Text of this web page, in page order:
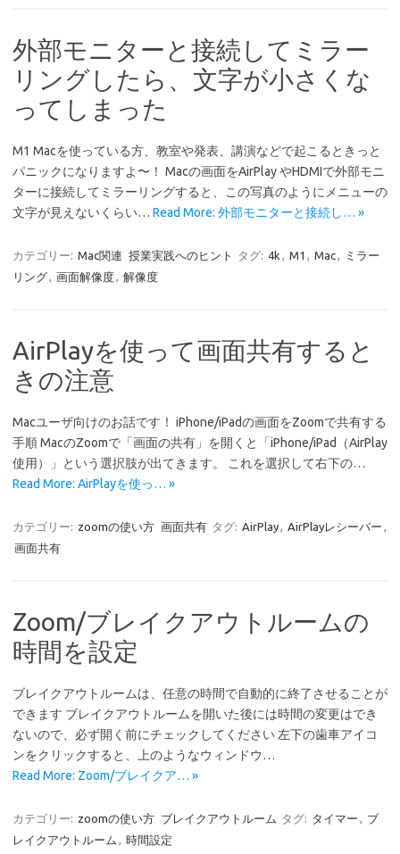
外部モニターと接続してミラー
リングしたら、文字が小さくな
ってしまった
M1 Macを使っている方、教室や発表、講演などで起こるときっと
パニックになりますよ〜！ Macの画面をAirPlay やHDMIで外部モニ
ターに接続してミラーリングすると、この写真のようにメニューの
文字が見えないくらい… Read More: 外部モニターと接続し… »
カテゴリー: Mac関連 授業実践へのヒント タグ: 4k , M1 , Mac,
ミラー
リング, 画面解像度, 解像度
AirPlayを使って画面共有すると
きの注意
Macユーザ向けのお話です！ iPhone/iPadの画面をZoomで共有する
手順 MacのZoomで「画面の共有」を開くと「iPhone/iPad（AirPlay
使用）」という選択肢が出てきます。 これを選択して右下の…
Read More: AirPlayを使っ… »
カテゴリー: zoomの使い方 画面共有 タグ: AirPlay, AirPlayレシーバー ,
画面共有
Zoom/ブレイクアウトルームの
時間を設定
ブレイクアウトルームは、任意の時間で自動的に終了させることが
できます ブレイクアウトルームを開いた後には時間の変更はでき
ないので、必ず開く前にチェックしてください 左下の歯車アイコ
ンをクリックすると、上のようなウィンドウ…
Read More: Zoom/ブレイクア… »
カテゴリー: zoomの使い方 ブレイクアウトルーム タグ: タイマー , ブ
レイクアウトルーム , 時間設定